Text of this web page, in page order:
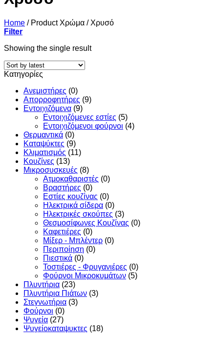
Home /Product Χρώμα /Χρυσό
Filter
Showing the single result
Κατηγορίες
Ανεμιστήρες (0)
Απορροφητήρες (9)
Εντoιχιζόμενα (9)
Εντοιχιζόμενες εστίες (5)
Εντοιχιζόμενοι φούρνοι (4)
Θερμαντικά (0)
Καταψύκτες (9)
Κλιματισμός (11)
Κουζίνες (13)
Μικροσυσκευές (8)
Ατμοκαθαριστές (0)
Βραστήρες (0)
Εστίες κουζίνας (0)
Ηλεκτρικά σίδερα (0)
Ηλεκτρικές σκούπες (3)
Θεσμοσίφωνες Κουζίνας (0)
Καφετιέρες (0)
Μίξερ - Μπλέντερ (0)
Περιποίηση (0)
Πιεστικά (0)
Τοστιέρες - Φρυγανιέρες (0)
Φούρνοι Μικροκυμάτων (5)
Πλυντήρια (23)
Πλυντήρια Πιάτων (3)
Στεγνωτήρια (3)
Φούρνοι (0)
Ψυγεία (27)
Ψυγείοκαταψυκτες (18)